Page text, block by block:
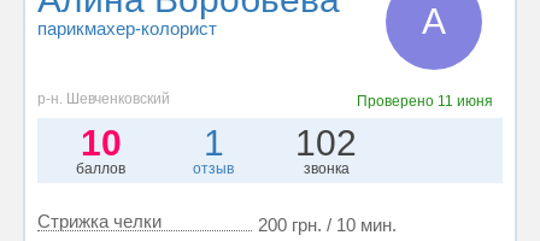
парикмахер-колорист А
р-н. Шевченковский Проверено 11 июня
10
баллов
1
отзыв
102
звонка
Стрижка челки 200 грн. / 10 мин.